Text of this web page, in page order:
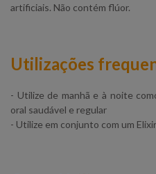
artificiais. Não contém flúor.
Utilizações
- Utilize de manhã e à noite
oral saudável e regular
- Utilize em conjunto com um